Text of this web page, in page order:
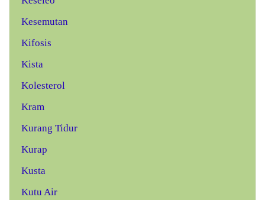
Kesemutan
Kifosis
Kista
Kolesterol
Kram
Kurang Tidur
Kurap
Kusta
Kutu Air